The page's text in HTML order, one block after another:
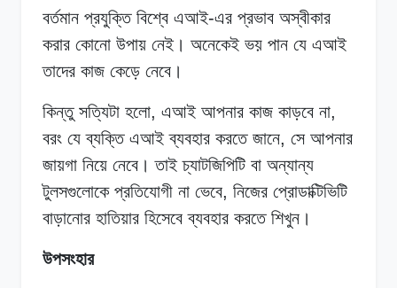
বর্তমান প্রযুক্তি বিশ্বে এআই-এর প্রভাব অস্বীকার
করার কোনো উপায় নেই। অনেকেই ভয় পান যে এআই
তাদের কাজ কেড়ে নেবে।
কিন্তু সত্যিটা হলো, এআই আপনার কাজ কাড়বে না,
বরং যে ব্যক্তি এআই ব্যবহার করতে জানে, সে আপনার
জায়গা নিয়ে নেবে। তাই চ্যাটজিপিটি বা অন্যান্য
টুলসগুলোকে প্রতিযোগী না ভেবে, নিজের প্রোডাক্টিভিটি
বাড়ানোর হাতিয়ার হিসেবে ব্যবহার করতে শিখুন।
উপসংহার